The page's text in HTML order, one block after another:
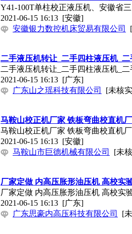
Y41-100T单柱校正液压机、安徽省
2021-06-15 16:13 [安徽]
安徽银力数控机床贸易有限公司
二手液压机转让_二手四柱液压机_
二手液压机转让_二手四柱液压机_
2021-06-15 16:13 [广东]
广东山之瑶科技有限公司
[未核
马鞍山校正机厂家 铁板弯曲校直机
马鞍山校正机厂家 铁板弯曲校直机
2021-06-15 16:13 [安徽]
马鞍山市巨德机械有限公司
[未
厂家定做 内高压胀形油压机 高校实
厂家定做 内高压胀形油压机 高校实
2021-06-15 16:13 [广东]
广东思豪内高压科技有限公司
[